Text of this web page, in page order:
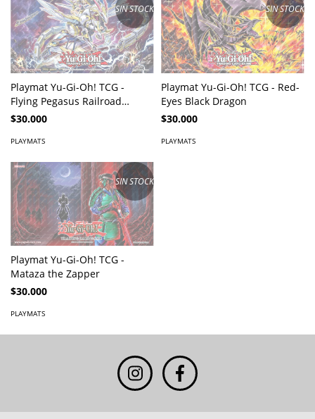
SIN STOCK
Playmat Yu-Gi-Oh! TCG -
Flying Pegasus Railroad
Stampede
$30.000
PLAYMATS
SIN STOCK
Playmat Yu-Gi-Oh! TCG - Red-
Eyes Black Dragon
$30.000
PLAYMATS
SIN STOCK
Playmat Yu-Gi-Oh! TCG -
Mataza the Zapper
$30.000
PLAYMATS